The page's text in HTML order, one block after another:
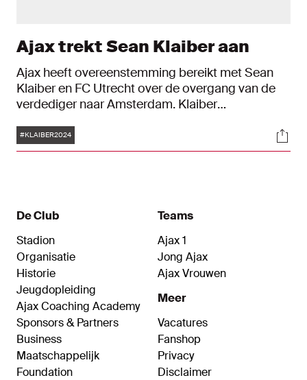
Ajax trekt Sean Klaiber aan
Ajax heeft overeenstemming bereikt met Sean
Klaiber en FC Utrecht over de overgang van de
verdediger naar Amsterdam. Klaiber
per direct ingaat en een looptijd heeft van drie
seizoenen, tot en met 30 juni 2023.
Tags
#KLAIBER2024
De Club
Stadion
Organisatie
Historie
Jeugdopleiding
Ajax Coaching Academy
Sponsors & Partners
Business
Maatschappelijk
Foundation
Teams
Ajax 1
Jong Ajax
Ajax Vrouwen
Meer
Vacatures
Fanshop
Privacy
Disclaimer